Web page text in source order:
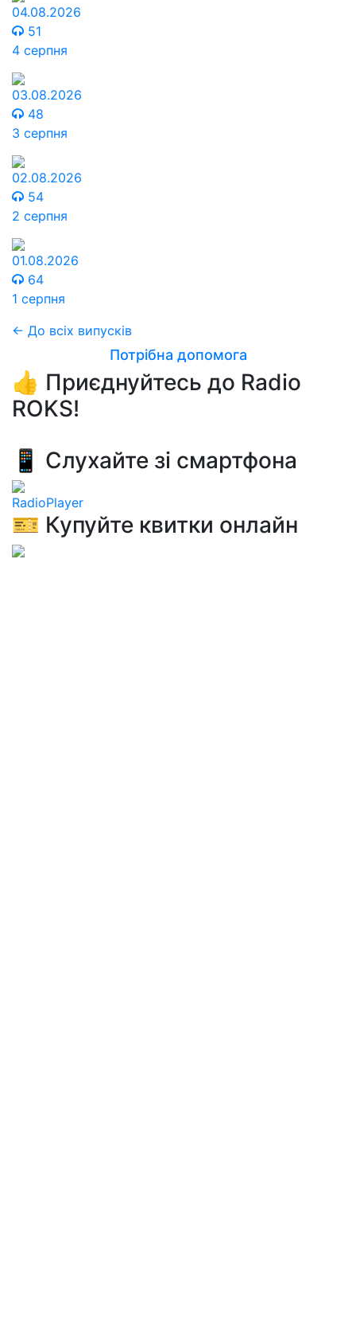
04.08.2026
51
4 серпня
03.08.2026
48
3 серпня
02.08.2026
54
2 серпня
01.08.2026
64
1 серпня
← До всіх випусків
Потрібна допомога
👍 Приєднуйтесь до Radio
ROKS!
📱 Слухайте зі смартфона
RadioPlayer
🎫 Купуйте квитки онлайн